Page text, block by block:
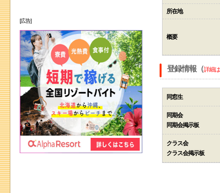
所在地
概要
登録情報（詳細
同窓生
同期会
同期会掲示板
クラス会
クラス会掲示板
[広告]